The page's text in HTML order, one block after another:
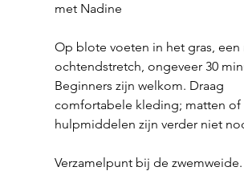
met Nadine
Op blote voeten in het gras, een
ochtendstretch, ongeveer 30
Beginners zijn welkom. Draag
comfortabele kleding; matten of
hulpmiddelen zijn verder niet
Verzamelpunt bij de zwemweide.